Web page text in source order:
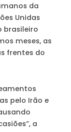
da
Unidas
brasileiro
meses, as
frentes do
pelo Irão e
a